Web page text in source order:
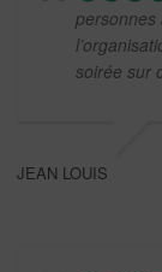
personnes
soirée sur
JEAN LOUIS